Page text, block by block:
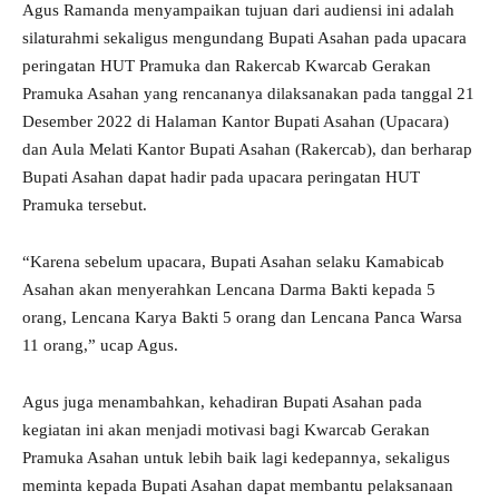
Agus Ramanda menyampaikan tujuan dari audiensi ini adalah
silaturahmi sekaligus mengundang Bupati Asahan pada upacara
peringatan HUT Pramuka dan Rakercab Kwarcab Gerakan
Pramuka Asahan yang rencananya dilaksanakan pada tanggal 21
Desember 2022 di Halaman Kantor Bupati Asahan (Upacara)
dan Aula Melati Kantor Bupati Asahan (Rakercab), dan berharap
Bupati Asahan dapat hadir pada upacara peringatan HUT
Pramuka tersebut.
“Karena sebelum upacara, Bupati Asahan selaku Kamabicab
Asahan akan menyerahkan Lencana Darma Bakti kepada 5
orang, Lencana Karya Bakti 5 orang dan Lencana Panca Warsa
11 orang,” ucap Agus.
Agus juga menambahkan, kehadiran Bupati Asahan pada
kegiatan ini akan menjadi motivasi bagi Kwarcab Gerakan
Pramuka Asahan untuk lebih baik lagi kedepannya, sekaligus
meminta kepada Bupati Asahan dapat membantu pelaksanaan